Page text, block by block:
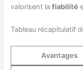
valorisent lafiabilité
Tableau récapitulatif
Avantages